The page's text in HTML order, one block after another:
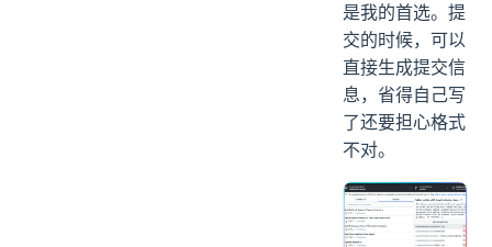
是我的首选。提
交的时候，可以
直接生成提交信
息，省得自己写
了还要担心格式
不对。